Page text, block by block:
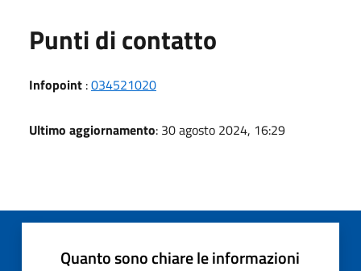
Punti di contatto
Infopoint :034521020
Ultimo aggiornamento: 30 agosto 2024, 16:29
Quanto sono chiare le informazioni